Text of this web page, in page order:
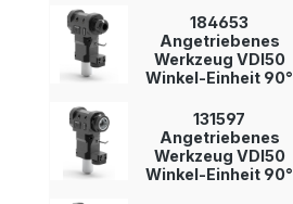
184653
Angetriebenes
Werkzeug VDI50
Winkel-Einheit 90°
131597
Angetriebenes
Werkzeug VDI50
Winkel-Einheit 90°